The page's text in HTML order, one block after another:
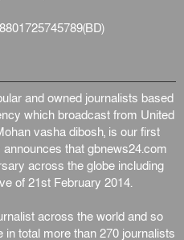
and owned journalists based
which broadcast from United
vasha dibosh, is our first
that gbnews24.com
across the globe including
of 21st February 2014.
across the world and so
total more than 270 journalists